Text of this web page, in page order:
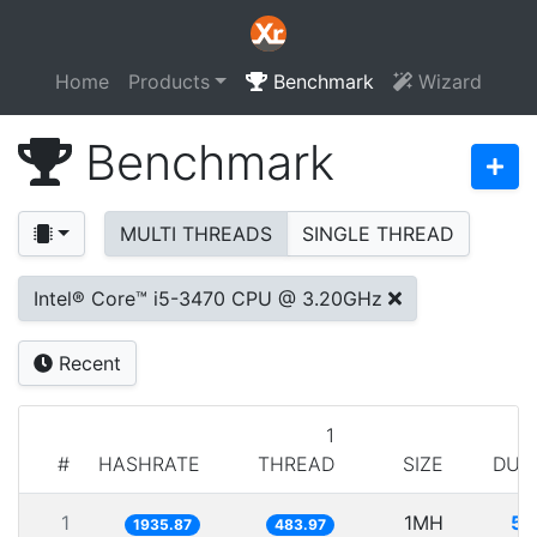
Home Products Benchmark Wizard
Benchmark
MULTI THREADS SINGLE THREAD
Intel® Core™ i5-3470 CPU @ 3.20GHz
Recent
# HASHRATE
1
THREAD
SIZE
1 1935.87 483.97 1MH